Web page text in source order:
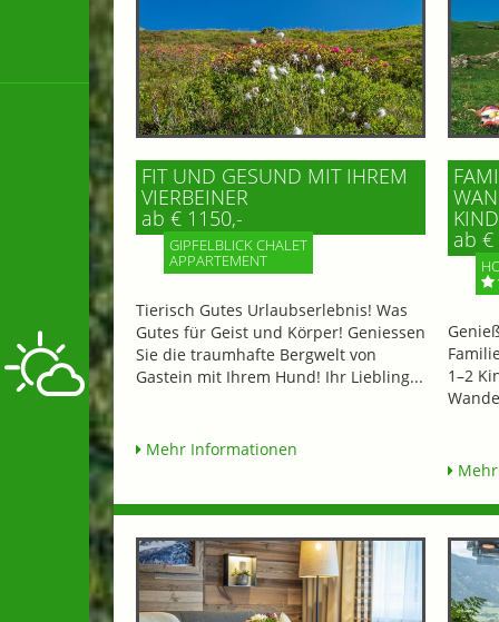
FIT UND GESUND MIT IHREM
VIERBEINER
ab € 1150,-
GIPFELBLICK CHALET
APPARTEMENT
Tierisch Gutes Urlaubserlebnis! Was
Gutes für Geist und Körper! Geniessen
Sie die traumhafte Bergwelt von
Gastein mit Ihrem Hund! Ihr Liebling...
Mehr Informationen
IND
ab €
1–2